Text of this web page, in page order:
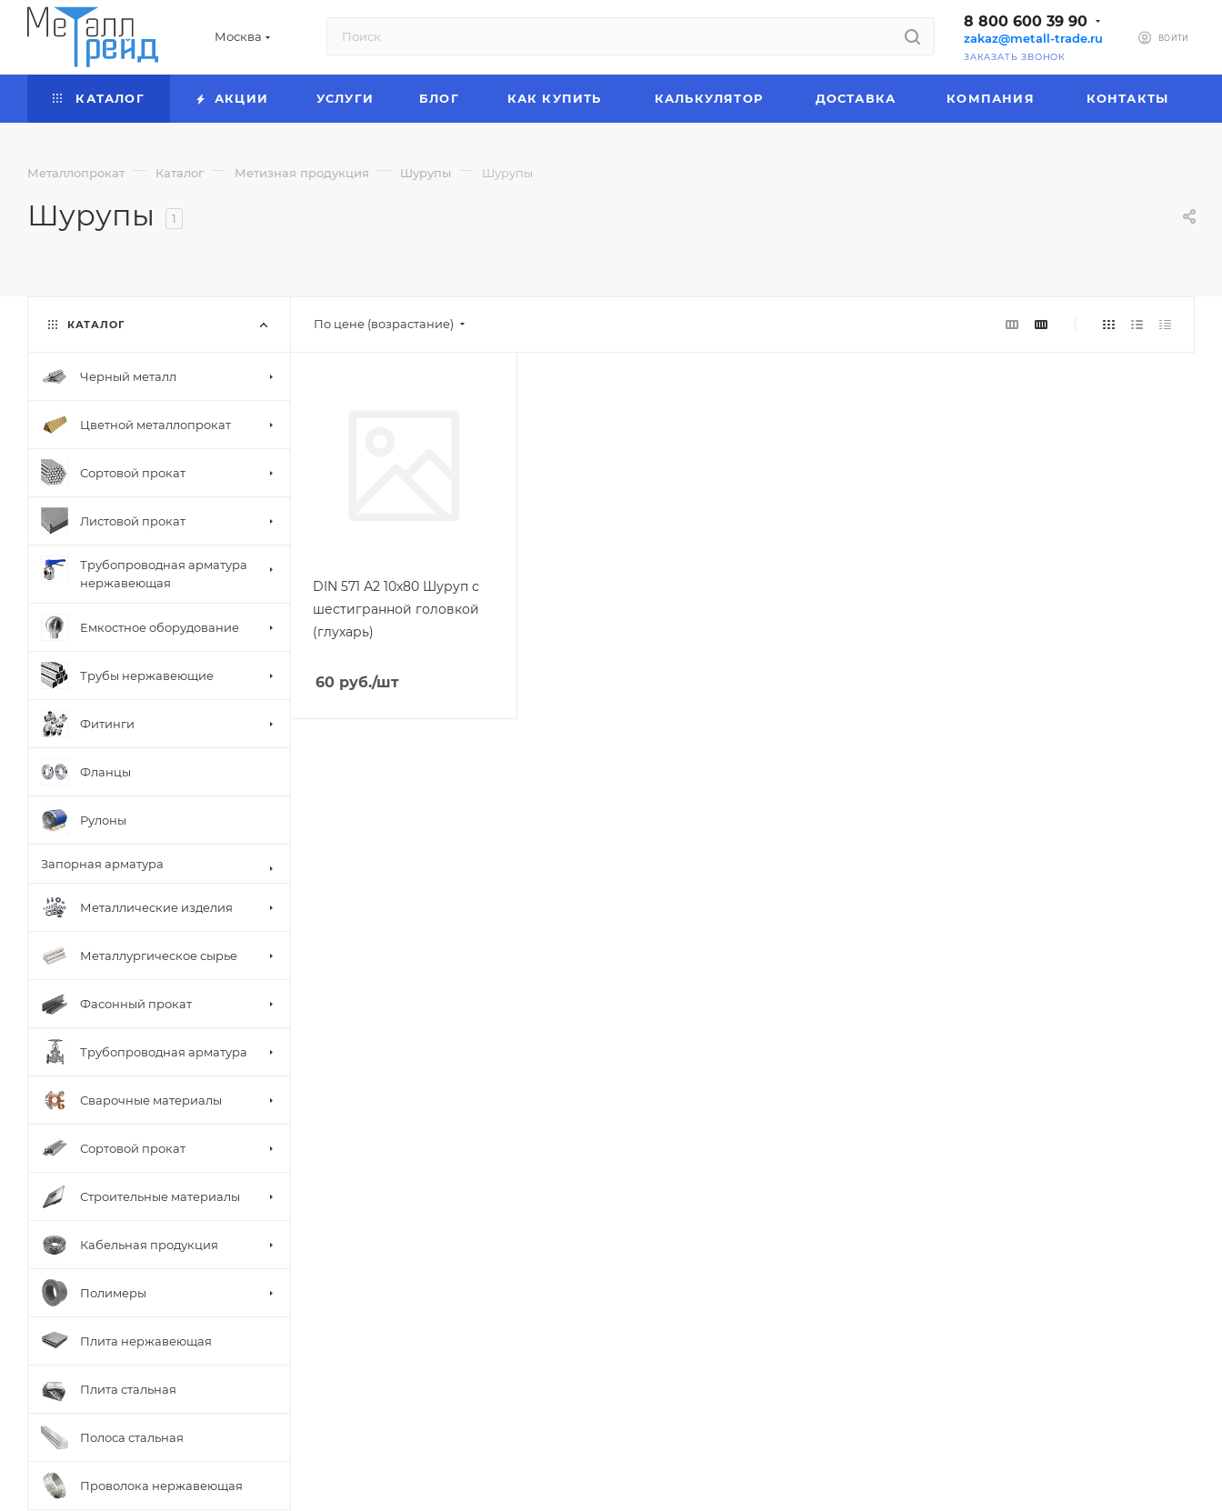
Москва
8 800 600 39 90
zakaz@metall-trade.ru
ЗАКАЗАТЬ ЗВОНОК
ВОЙТИ
КАТАЛОГ АКЦИИ УСЛУГИ БЛОГ КАК КУПИТЬ КАЛЬКУЛЯТОР ДОСТАВКА КОМПАНИЯ КОНТАКТЫ
Металлопрокат — Каталог — Метизная продукция — Шурупы — Шурупы
Шурупы 1
По цене (возрастание)
DIN 571 А2 10х80 Шуруп с
шестигранной головкой
(глухарь)
60 руб./шт
КАТАЛОГ
Черный металл
Цветной металлопрокат
Сортовой прокат
Листовой прокат
Трубопроводная арматура
нержавеющая
Емкостное оборудование
Трубы нержавеющие
Фитинги
Фланцы
Рулоны
Запорная арматура
Металлические изделия
Металлургическое сырье
Фасонный прокат
Трубопроводная арматура
Сварочные материалы
Сортовой прокат
Строительные материалы
Кабельная продукция
Полимеры
Плита нержавеющая
Плита стальная
Полоса стальная
Проволока нержавеющая